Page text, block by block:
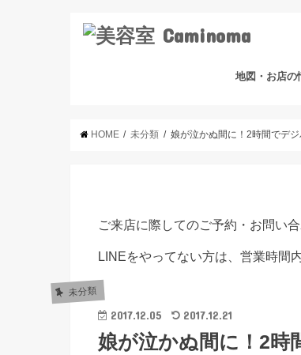
地図・お店の
HOME 未分類 娘が泣かぬ間に！2時間でデジ
ご来店に際してのご予約・お問い
LINEをやってない方は、営業時間
未分類
2017.12.05 2017.12.21
娘が泣かぬ間に！2時